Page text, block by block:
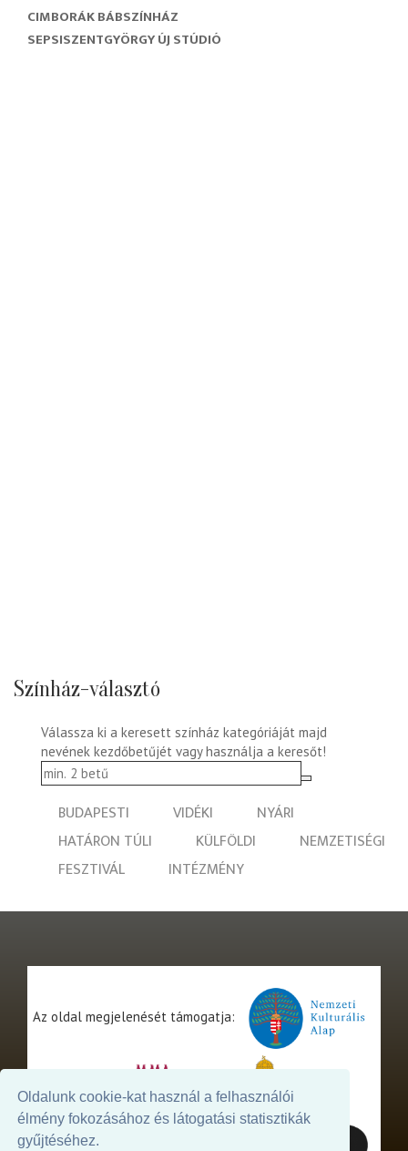
Oldalunk cookie-kat használ a felhasználói
élmény fokozásához és látogatási statisztikák
gyűjtéséhez.
CIMBORÁK BÁBSZÍNHÁZ
SEPSISZENTGYÖRGY ÚJ STÚDIÓ
Színház-választó
Válassza ki a keresett színház kategóriáját majd
nevének kezdőbetűjét vagy használja a keresőt!
BUDAPESTI VIDÉKI
NYÁRI
HATÁRON TÚLI
KÜLFÖLDI
NEMZETISÉGI
FESZTIVÁL
INTÉZMÉNY
Az oldal megjelenését támogatja: